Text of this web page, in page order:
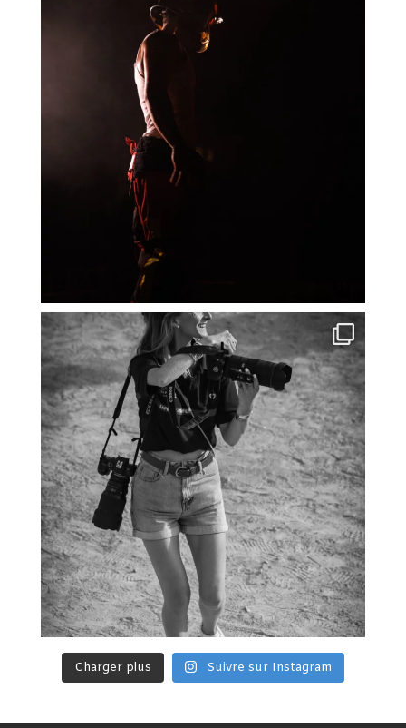
Charger plus Suivre sur Instagram